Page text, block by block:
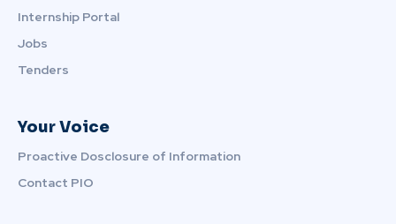
Internship Portal
Jobs
Tenders
Your Voice
Proactive Dosclosure of Information
Contact PIO